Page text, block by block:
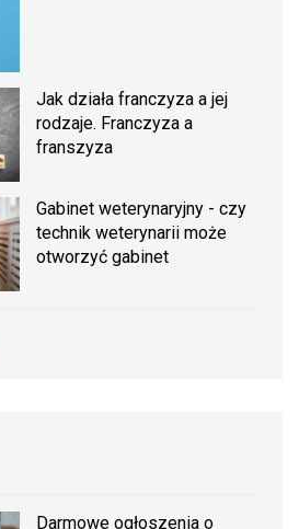
Jak działa franczyza a jej
rodzaje. Franczyza a
franszyza
Gabinet weterynaryjny - czy
technik weterynarii może
otworzyć gabinet
Darmowe ogłoszenia o